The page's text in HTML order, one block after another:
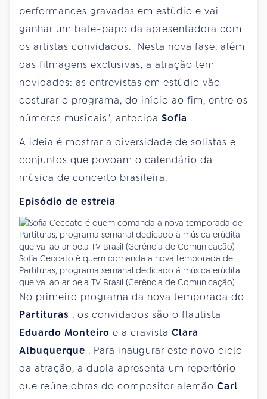
performances gravadas em estúdio e vai
ganhar um bate-papo da apresentadora com
os artistas convidados. "Nesta nova fase, além
das filmagens exclusivas, a atração tem
novidades: as entrevistas em estúdio vão
costurar o programa, do início ao fim, entre os
números musicais", antecipa Sofia .
A ideia é mostrar a diversidade de solistas e
conjuntos que povoam o calendário da
música de concerto brasileira.
Episódio de estreia
Sofia Ceccato é quem comanda a nova temporada de
Partituras, programa semanal dedicado à música erúdita
que vai ao ar pela TV Brasil (Gerência de Comunicação)
No primeiro programa da nova temporada do
Partituras , os convidados são o flautista
Eduardo Monteiro e a cravista Clara
Albuquerque . Para inaugurar este novo ciclo
da atração, a dupla apresenta um repertório
que reúne obras do compositor alemão Carl